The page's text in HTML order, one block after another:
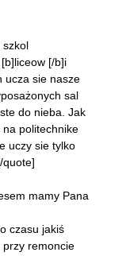
szkol
[/b]i
ucza sie nasze
sal
do nieba. Jak
politechnike
uczy sie tylko
quote]
mamy Pana
czasu jakiś
przy remoncie